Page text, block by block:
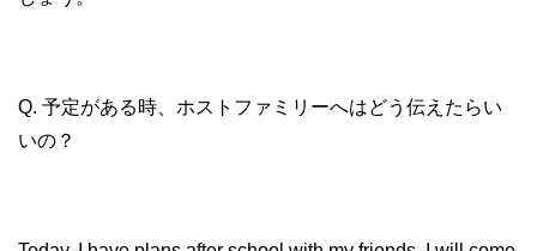
Q. 予定がある時、ホストファミリーへはどう伝えたらい
いの？